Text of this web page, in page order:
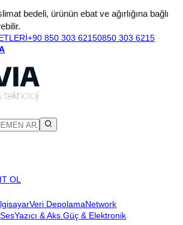
bedeli, ürünün ebat ve ağırlığına bağlı
+90 850 303 62150850 303 6215
OL
Veri DepolamaNetwork
Yazıcı & Aks.Güç & Elektronik